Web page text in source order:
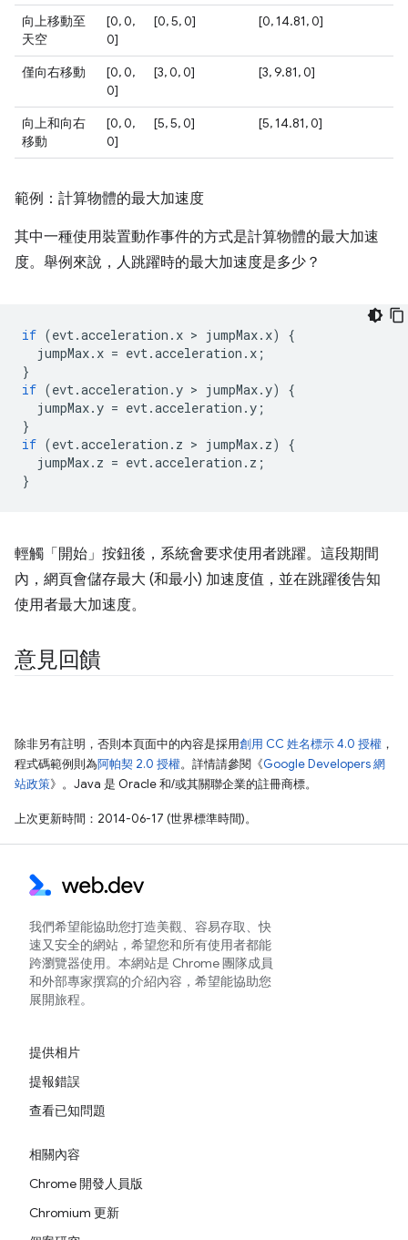
向上移動至
天空
[0, 0,
0]
[0, 5, 0] [0, 14.81, 0]
僅向右移動
[0, 0,
0]
[3, 0, 0] [3, 9.81, 0]
向上和向右
移動
[0, 0,
0]
[5, 5, 0] [5, 14.81, 0]
範例：計算物體的最大加速度
其中一種使用裝置動作事件的方式是計算物體的最大加速
度。舉例來說，人跳躍時的最大加速度是多少？
if (evt.acceleration . x > jumpMax. x)
{
jumpMax. x = evt.acceleration . x ;
}
if (evt.acceleration .y > jumpMax.y)
{
jumpMax.y = evt.acceleration .y ;
}
if (evt.acceleration . z > jumpMax. z)
{
jumpMax. z = evt.acceleration . z ;
}
輕觸「開始」按鈕後，系統會要求使用者跳躍。這段期間
內，網頁會儲存最大 (和最小) 加速度值，並在跳躍後告知
使用者最大加速度。
意見回饋
除非另有註明，否則本頁面中的內容是採用創用 CC 姓名標示 4.0 授權 ，
程式碼範例則為阿帕契 2.0 授權。詳情請參閱《Google Developers 網
站政策》。Java 是 Oracle 和/或其關聯企業的註冊商標。
上次更新時間：2014-06-17 (世界標準時間)。
我們希望能協助您打造美觀、容易存取、快
速又安全的網站，希望您和所有使用者都能
跨瀏覽器使用。本網站是 Chrome 團隊成員
和外部專家撰寫的介紹內容，希望能協助您
展開旅程。
提供相片
提報錯誤
查看已知問題
相關內容
Chrome 開發人員版
Chromium 更新